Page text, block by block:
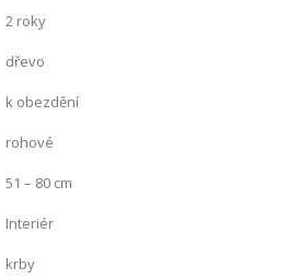
2 roky
dřevo
k obezdění
rohové
51 – 80 cm
Interiér
krby